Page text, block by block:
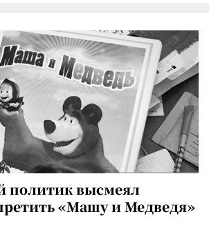
политик высмеял
«Машу и Медведя»